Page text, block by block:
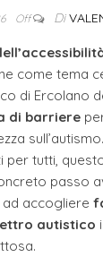
Off Di
come tema
di Ercolano
di barriere
per tutti,
passo
accogliere
autistico